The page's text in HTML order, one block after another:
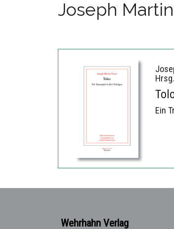
Joseph
Ein
Wehrhahn Verlag